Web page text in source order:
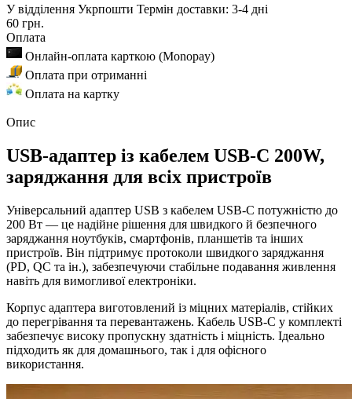
У відділення Укрпошти Термін доставки: 3-4 дні
60 грн.
Оплата
Онлайн-оплата карткою (Monopay)
Оплата при отриманні
Оплата на картку
Опис
USB-адаптер із кабелем USB-C 200W,
заряджання для всіх пристроїв
Універсальний адаптер USB з кабелем USB-C потужністю до
200 Вт — це надійне рішення для швидкого й безпечного
заряджання ноутбуків, смартфонів, планшетів та інших
пристроїв. Він підтримує протоколи швидкого заряджання
(PD, QC та ін.), забезпечуючи стабільне подавання живлення
навіть для вимогливої електроніки.
Корпус адаптера виготовлений із міцних матеріалів, стійких
до перегрівання та перевантажень. Кабель USB-C у комплекті
забезпечує високу пропускну здатність і міцність. Ідеально
підходить як для домашнього, так і для офісного
використання.